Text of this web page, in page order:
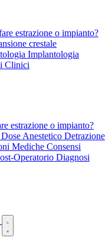
estrazione o impianto?
crestale
Implantologia
Clinici
estrazione o impianto?
Anestetico Detrazione
Mediche Consensi
Operatorio Diagnosi